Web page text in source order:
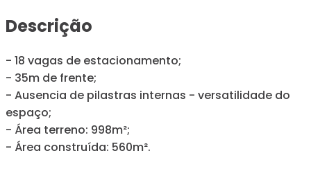
Descrição
- 18 vagas de estacionamento;
- 35m de frente;
- Ausencia de pilastras internas - versatilidade do
espaço;
- Área terreno: 998m²;
- Área construída: 560m².